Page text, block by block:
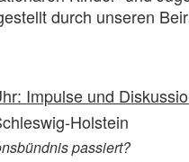
durch unseren
Impulse und
Holstein
passiert?